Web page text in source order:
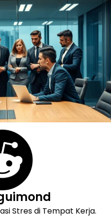
Stres di Tempat Kerja.